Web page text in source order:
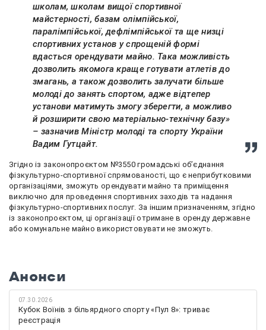
школам, школам вищої спортивної
майстерності, базам олімпійської,
паралімпійської, дефлімпійської та ще низці
спортивних установ у спрощеній формі
вдасться орендувати майно. Така можливість
дозволить якомога краще готувати атлетів до
змагань, а також дозволить залучати більше
молоді до занять спортом, адже відтепер
установи матимуть змогу зберегти, а можливо
й розширити свою матеріально-технічну базу»
– зазначив Міністр молоді та спорту України
Вадим Гутцайт.
Згідно із законопроєктом №3550 громадські об’єднання
фізкультурно-спортивної спрямованості, що є неприбутковими
організаціями, зможуть орендувати майно та приміщення
виключно для проведення спортивних заходів та надання
фізкультурно-спортивних послуг. За іншим призначенням, згідно
із законопроєктом, ці організації отримане в оренду державне
або комунальне майно використовувати не зможуть.
Анонси
07.30.2026
Кубок Воїнів з більярдного спорту «Пул 8»: триває
реєстрація